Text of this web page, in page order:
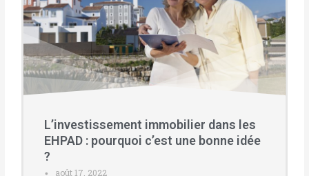
L’investissement immobilier dans les
EHPAD : pourquoi c’est une bonne idée
?
• août 17, 2022